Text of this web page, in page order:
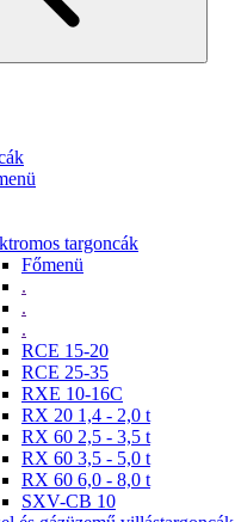
targoncák
Főmenü
.
.
.
RCE 15-20
RCE 25-35
RXE 10-16C
RX 20 1,4 - 2,0 t
RX 60 2,5 - 3,5 t
RX 60 3,5 - 5,0 t
RX 60 6,0 - 8,0 t
SXV-CB 10